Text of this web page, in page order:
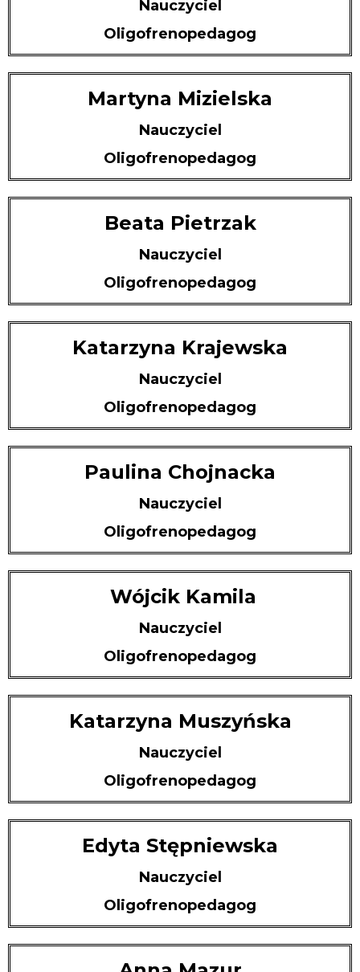
Nauczyciel
Oligofrenopedagog
Martyna Mizielska
Nauczyciel
Oligofrenopedagog
Beata Pietrzak
Nauczyciel
Oligofrenopedagog
Katarzyna Krajewska
Nauczyciel
Oligofrenopedagog
Paulina Chojnacka
Nauczyciel
Oligofrenopedagog
Wójcik Kamila
Nauczyciel
Oligofrenopedagog
Katarzyna Muszyńska
Nauczyciel
Oligofrenopedagog
Edyta Stępniewska
Nauczyciel
Oligofrenopedagog